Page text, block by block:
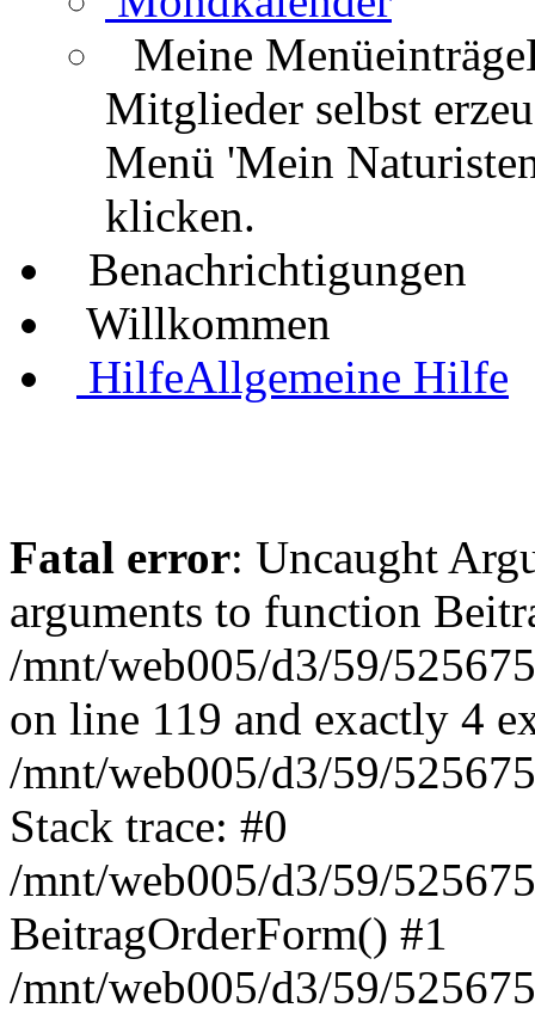
Meine Menüeinträge
Mitglieder selbst
Menü 'Mein
klicken.
Benachrichtigungen
Willkommen
HilfeAllgemeine Hilfe
Fatal error: Uncaught
arguments to function
/mnt/web005/d3/59/
on line 119 and exactly 4
/mnt/web005/d3/59/
Stack trace: #0
/mnt/web005/d3/59/
BeitragOrderForm() #1
/mnt/web005/d3/59/